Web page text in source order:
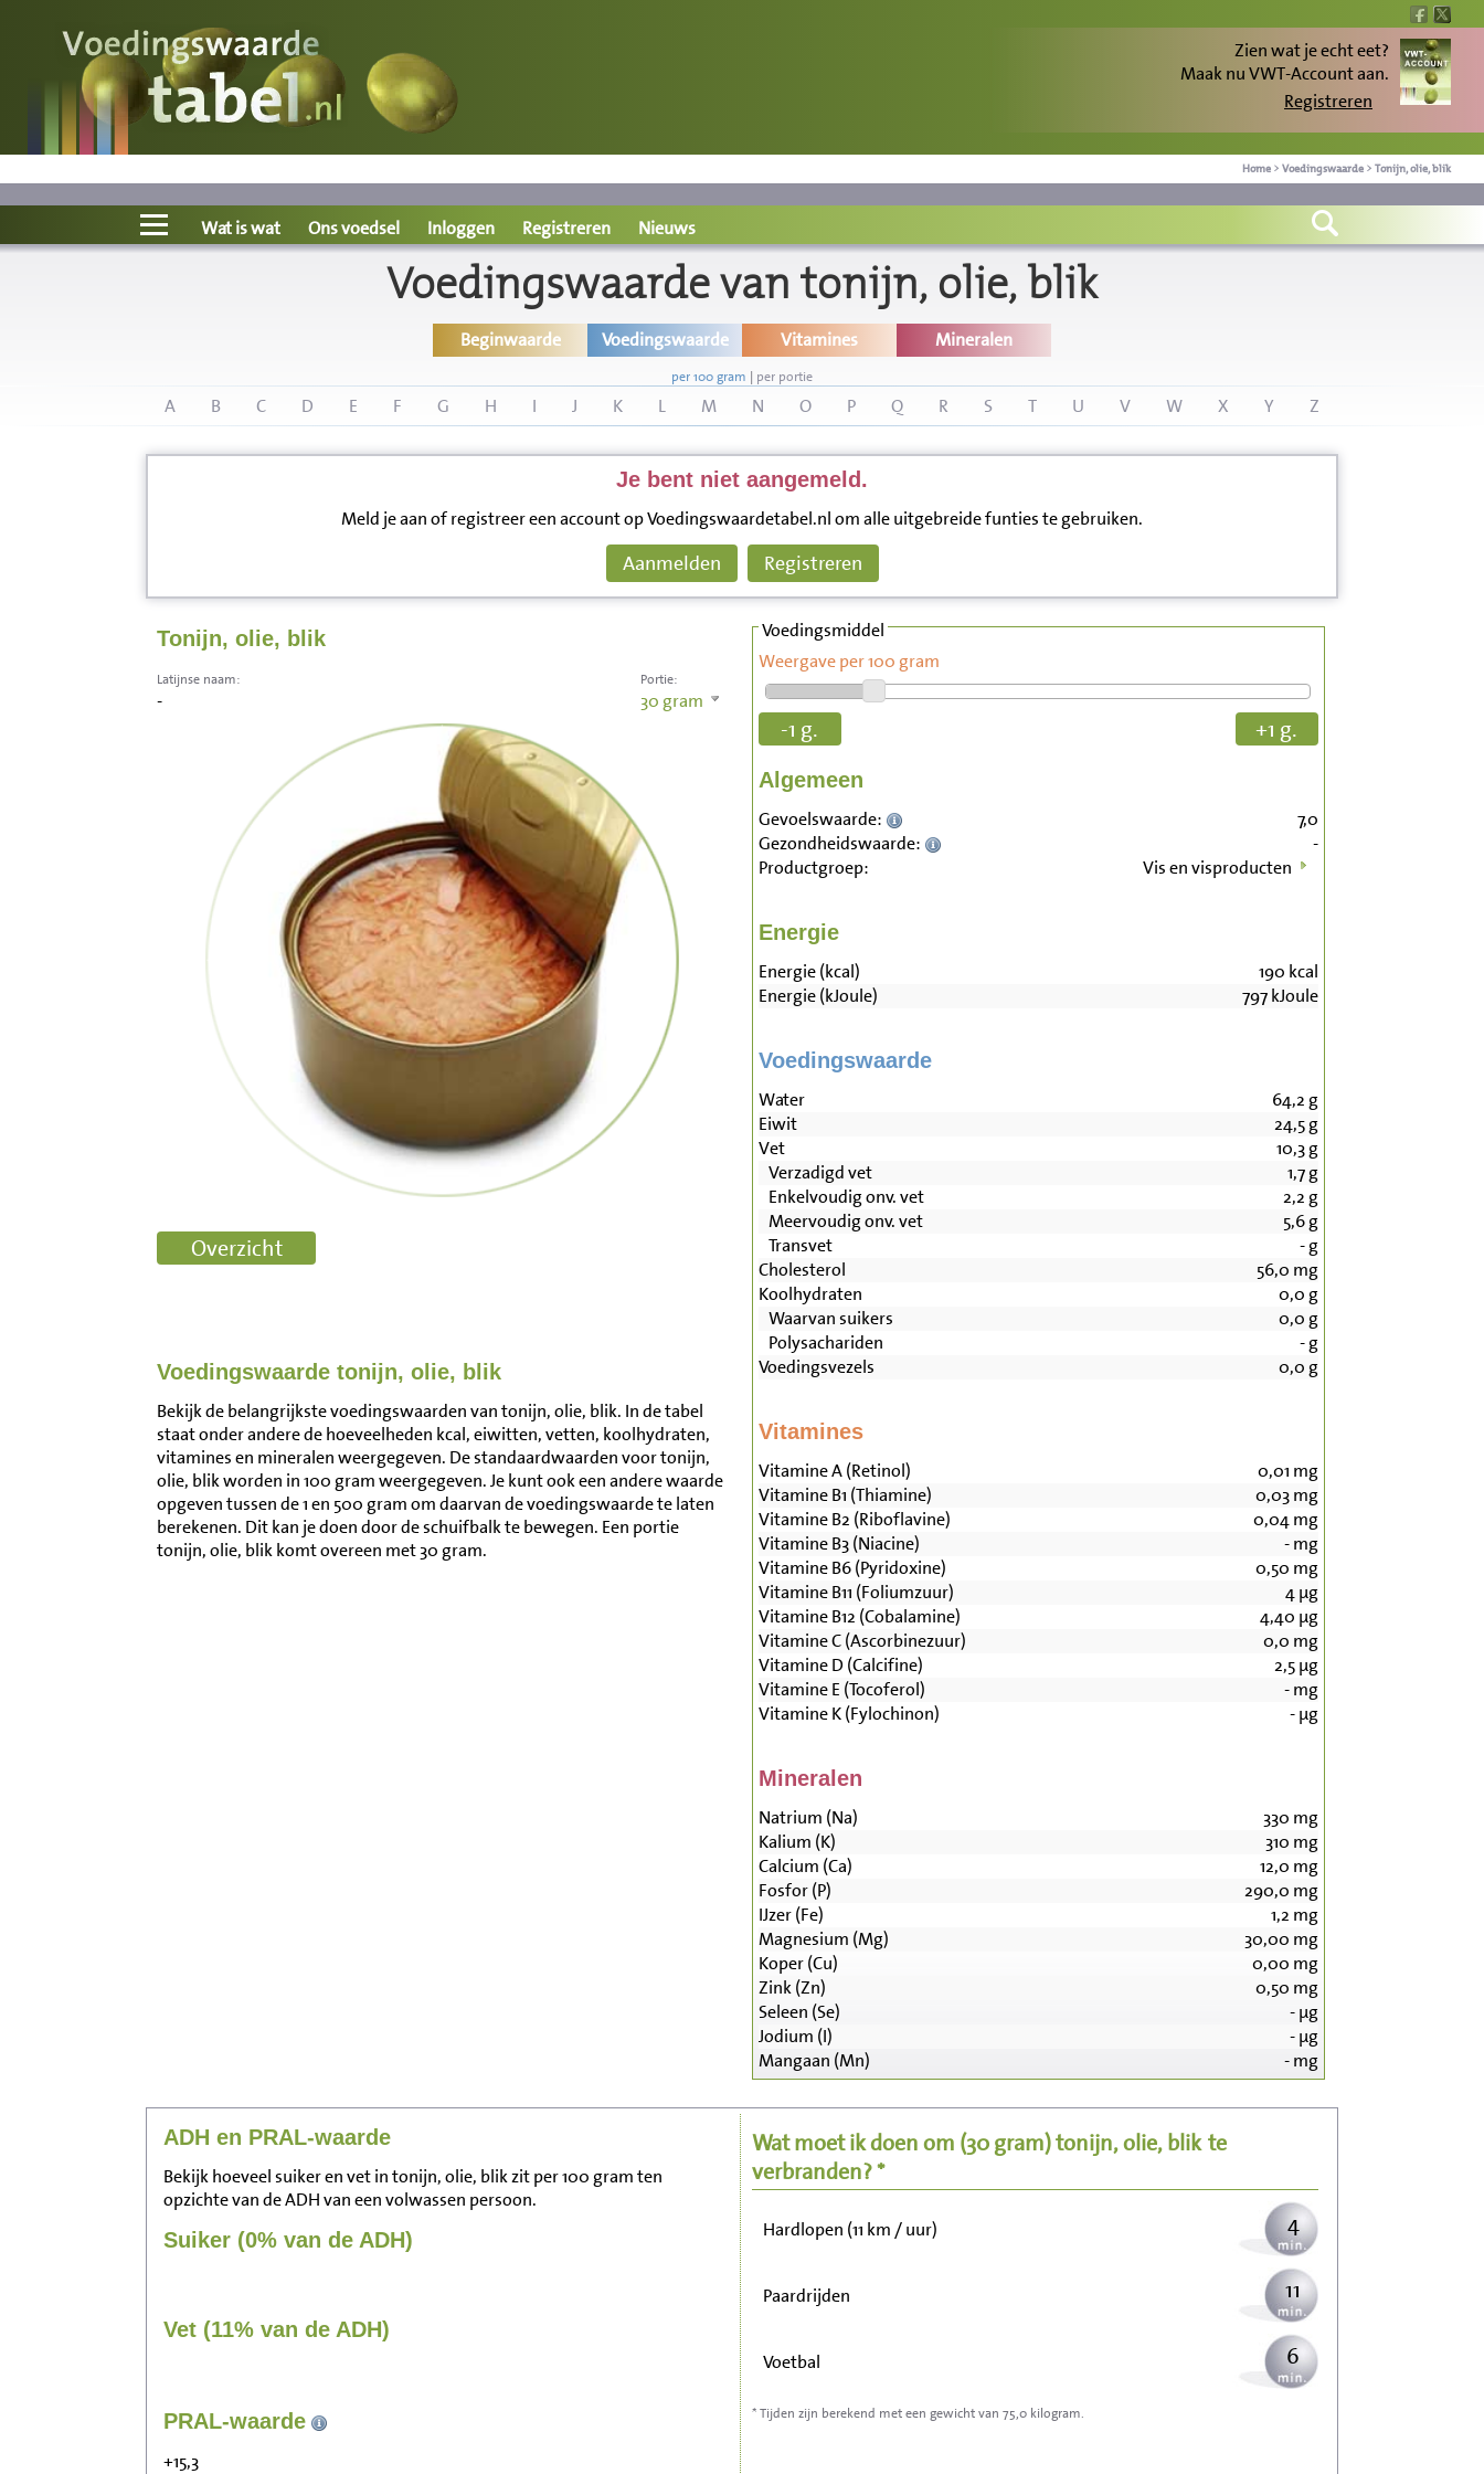
Zien wat je echt eet?
Maak nu VWT-Account aan.
Registreren
Home > Voedingswaarde > Tonijn, olie, blik
Voedingswaarde
Wat is wat?
Ons voedsel
Wat is wat Ons voedsel Inloggen Registreren Nieuws
Voedingswaarde van tonijn, olie, blik
Beginwaarde Voedingswaarde Vitamines Mineralen
per 100 gram | per portie
A B C D E F G H I J K L M N O P Q R S T U V W X Y Z
Je bent niet aangemeld.
Meld je aan of registreer een account op Voedingswaardetabel.nl om alle uitgebreide funties te gebruiken.
Aanmelden Registreren
Tonijn, olie, blik
Portie:
30 gram
Latijnse naam:
-
Voedingswaarde tonijn, olie, blik
Bekijk de belangrijkste voedingswaarden van tonijn, olie, blik. In de tabel
staat onder andere de hoeveelheden kcal, eiwitten, vetten, koolhydraten,
vitamines en mineralen weergegeven. De standaardwaarden voor tonijn,
olie, blik worden in 100 gram weergegeven. Je kunt ook een andere waarde
opgeven tussen de 1 en 500 gram om daarvan de voedingswaarde te laten
berekenen. Dit kan je doen door de schuifbalk te bewegen. Een portie
tonijn, olie, blik komt overeen met 30 gram.
Voedingsmiddel
Weergave per 100 gram
-1 g. +1 g.
Algemeen
Gevoelswaarde:
7,0
Gezondheidswaarde:
-
Productgroep:
Vis en visproducten
Energie
Energie (kcal) 190 kcal
Energie (kJoule)
797kJoule
Voedingswaarde
Water 64,2 g
Eiwit
24,5g
Vet
10,3g
Verzadigd vet
1,7g
Enkelvoudig onv. vet
2,2 g
Meervoudig onv. vet
5,6g
Transvet
-g
Cholesterol
56,0 mg
Koolhydraten
0,0 g
Waarvan suikers
0,0 g
Polysachariden
-g
Voedingsvezels
0,0 g
Vitamines
Vitamine A (Retinol) 0,01 mg
Vitamine B1 (Thiamine)
0,03mg
Vitamine B2 (Riboflavine)
0,04mg
Vitamine B3 (Niacine)
-mg
Vitamine B6 (Pyridoxine)
0,50 mg
Vitamine B11 (Foliumzuur)
4µg
Vitamine B12 (Cobalamine)
4,40 µg
Vitamine C (Ascorbinezuur)
0,0 mg
Vitamine D (Calcifine)
2,5µg
Vitamine E (Tocoferol)
-mg
Vitamine K (Fylochinon)
-µg
Mineralen
Natrium (Na) 330 mg
Kalium (K)
310 mg
Calcium (Ca)
12,0 mg
Fosfor (P)
290,0 mg
IJzer (Fe)
1,2 mg
Magnesium (Mg)
30,00 mg
Koper (Cu)
0,00 mg
Zink (Zn)
0,50 mg
Seleen (Se)
-µg
Jodium (I)
-µg
Mangaan (Mn)
-mg
ADH en PRAL-waarde
Bekijk hoeveel suiker en vet in tonijn, olie, blik zit per 100 gram ten
opzichte van de ADH van een volwassen persoon.
Suiker (0% van de ADH)
Vet (11% van de ADH)
PRAL-waarde
+15,3
Wat moet ik doen om (30 gram)tonijn, olie, blik te
verbranden? *
Zitten, tv kijken 41
Wandelen (5 km/uur)
Hardlopen (11 km / uur) 4
Paardrijden 11
Voetbal 6
Stofzuigen
* Tijden zijn berekend met een gewicht van 75,0 kilogram.